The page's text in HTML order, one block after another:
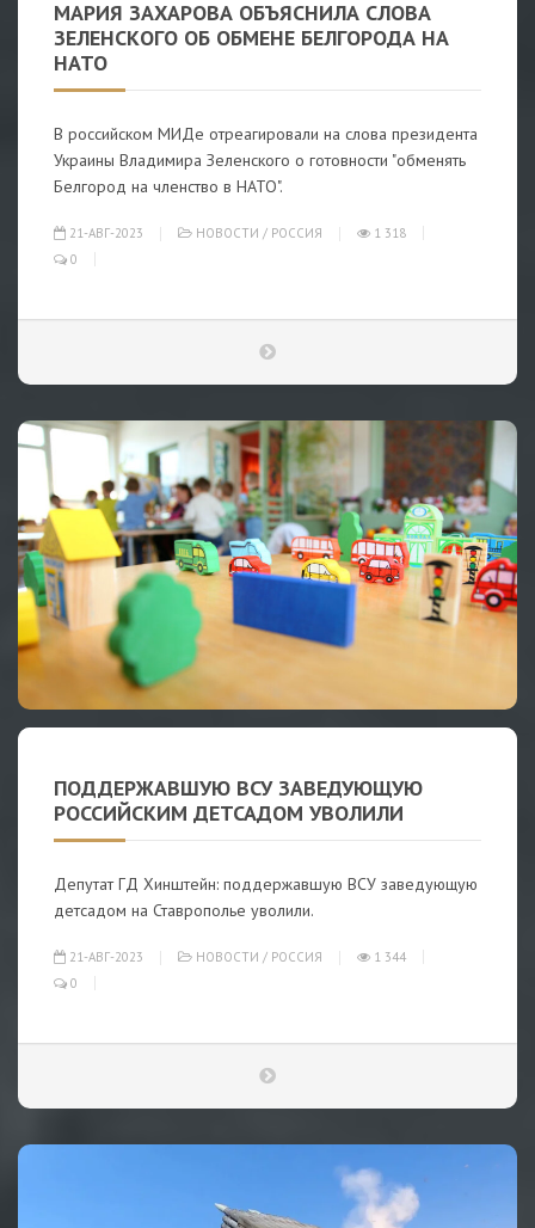
МАРИЯ ЗАХАРОВА ОБЪЯСНИЛА СЛОВА
ЗЕЛЕНСКОГО ОБ ОБМЕНЕ БЕЛГОРОДА НА
НАТО
В российском МИДе отреагировали на слова президента
Украины Владимира Зеленского о готовности "обменять
Белгород на членство в НАТО".
21-АВГ-2023 НОВОСТИ / РОССИЯ
1 318
0
ПОДДЕРЖАВШУЮ ВСУ ЗАВЕДУЮЩУЮ
РОССИЙСКИМ ДЕТСАДОМ УВОЛИЛИ
Депутат ГД Хинштейн: поддержавшую ВСУ заведующую
детсадом на Ставрополье уволили.
21-АВГ-2023 НОВОСТИ / РОССИЯ
1 344
0